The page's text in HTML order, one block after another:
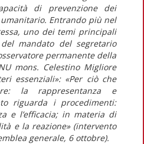
di prevenzione dei
Entrando più nel
uno dei temi principali
mandato del segretario
permanente della
mons. Celestino Migliore
essenziali»: «Per ciò che
la rappresentanza e
riguarda i procedimenti:
e l’efficacia; in materia di
e la reazione» (intervento
generale, 6 ottobre).